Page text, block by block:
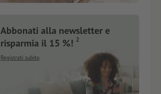
Abbonati alla newsletter e
risparmia il 15 %! 2
Registrati subito